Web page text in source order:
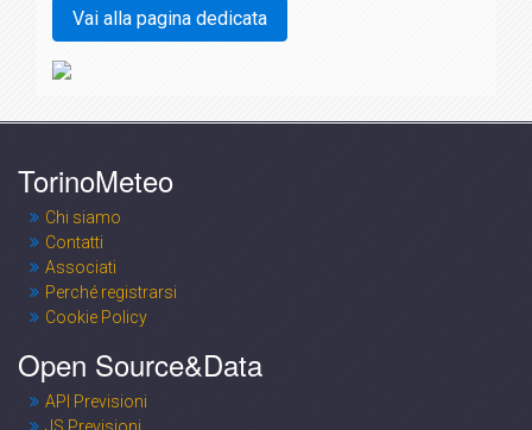
Vai alla pagina dedicata
TorinoMeteo
Chi siamo
Contatti
Associati
Perché registrarsi
Cookie Policy
Open Source&Data
API Previsioni